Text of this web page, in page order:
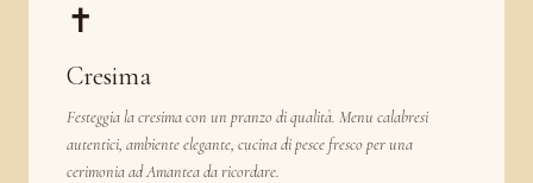
✝️
Cresima
Festeggia la cresima con un pranzo di qualità. Menu calabresi
autentici, ambiente elegante, cucina di pesce fresco per una
cerimonia ad Amantea da ricordare.